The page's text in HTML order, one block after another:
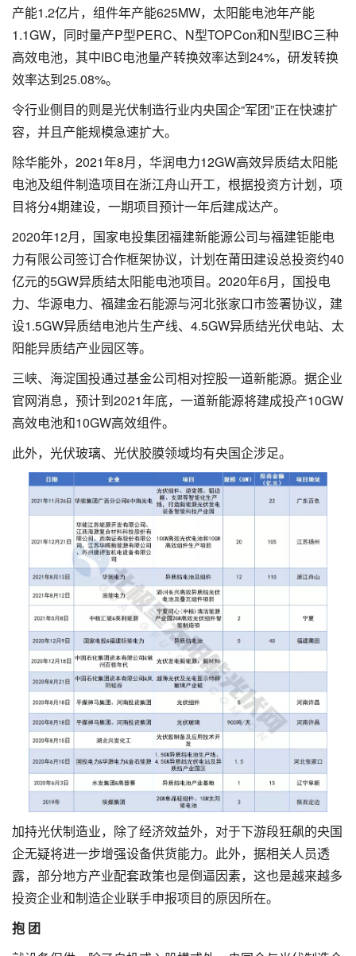
产能1.2亿片，组件年产能625MW，太阳能电池年产能
1.1GW，同时量产P型PERC、N型TOPCon和N型IBC三种
高效电池，其中IBC电池量产转换效率达到24%，研发转换
效率达到25.08%。
令行业侧目的则是光伏制造行业内央国企“军团”正在快速扩
容，并且产能规模急速扩大。
除华能外，2021年8月，华润电力12GW高效异质结太阳能
电池及组件制造项目在浙江舟山开工，根据投资方计划，项
目将分4期建设，一期项目预计一年后建成达产。
2020年12月，国家电投集团福建新能源公司与福建钜能电
力有限公司签订合作框架协议，计划在莆田建设总投资约40
亿元的5GW异质结太阳能电池项目。2020年6月，国投电
力、华源电力、福建金石能源与河北张家口市签署协议，建
设1.5GW异质结电池片生产线、4.5GW异质结光伏电站、太
阳能异质结产业园区等。
三峡、海淀国投通过基金公司相对控股一道新能源。据企业
官网消息，预计到2021年底，一道新能源将建成投产10GW
高效电池和10GW高效组件。
此外，光伏玻璃、光伏胶膜领域均有央国企涉足。
加持光伏制造业，除了经济效益外，对于下游段狂飙的央国
企无疑将进一步增强设备供货能力。此外，据相关人员透
露，部分地方产业配套政策也是倒逼因素，这也是越来越多
投资企业和制造企业联手申报项目的原因所在。
抱 团